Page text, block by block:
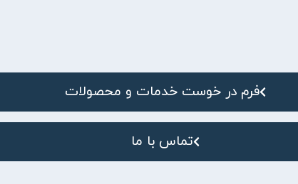
فرم در خوست خدمات و محصولات
تماس با ما